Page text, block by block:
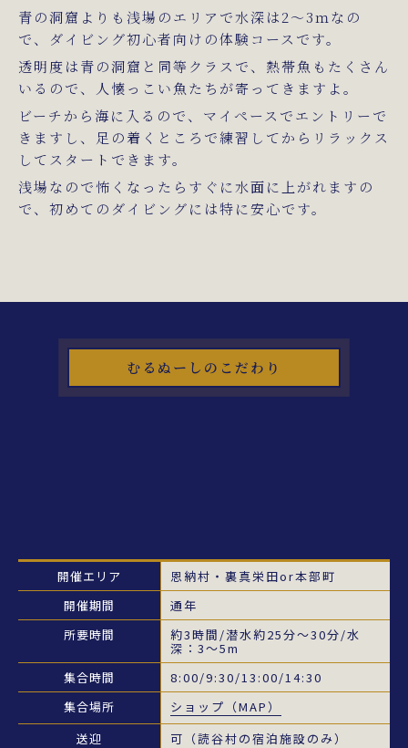
青の洞窟よりも浅場のエリアで水深は2～3ｍなの
で、ダイビング初心者向けの体験コースです。
透明度は青の洞窟と同等クラスで、熱帯魚もたくさん
いるので、人懐っこい魚たちが寄ってきますよ。
ビーチから海に入るので、マイペースでエントリーで
きますし、足の着くところで練習してからリラックス
してスタートできます。
浅場なので怖くなったらすぐに水面に上がれますの
で、初めてのダイビングには特に安心です。
むるぬーしのこだわり
開催エリア
恩納村・裏真栄田or本部町
開催期間
通年
所要時間
約3時間/潜水約25分～30分/水
深：3～5m
集合時間
8:00/9:30/13:00/14:30
集合場所
ショップ（MAP）
送迎
可（読谷村の宿泊施設のみ）